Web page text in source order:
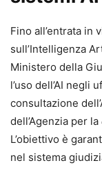
aggiornamento
Fino all’entrata in
sull’Intelligenza
Ministero della
l’uso dell’AI negli
consultazione
dell’Agenzia per la
L’obiettivo è
nel sistema